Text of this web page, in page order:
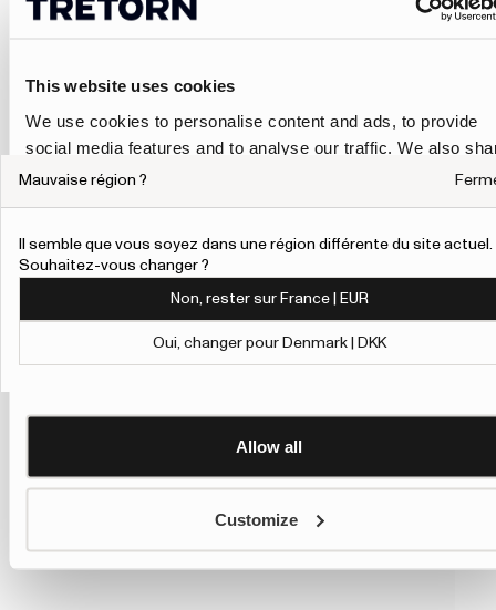
This website uses cookies
We use cookies to personalise content and ads, to provide
social media features and to analyse our traffic. We also
information about your use of our site with our social media,
collected from your use of their services.
To give users more control over their data and ad
personalisation, we have added a link to Google’s
settingshere
Allow all
Customize
180 EUR
20%
Ace '91 — Baskets Unisexe
Skanör — Erreur De La Botte
Aim Trace — Erreur De La
Botte En Caoutchouc
Botte En Caoutchouc
Unisexe
Mauvaise région ?
Il semble que vous soyez dans une région différente du site actuel.
Souhaitez-vous changer ?
Non, rester sur France | EUR
Oui, changer pour Denmark | DKK